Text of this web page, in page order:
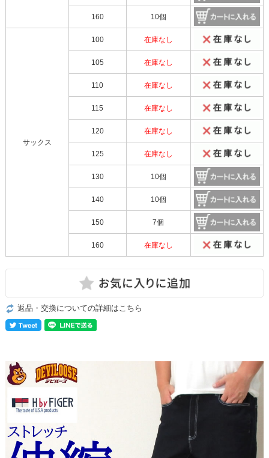
160 10個
サックス
100 在庫なし
105 在庫なし
110 在庫なし
115 在庫なし
120 在庫なし
125 在庫なし
130 10個
140 10個
150 7個
160 在庫なし
返品・交換についての詳細はこちら